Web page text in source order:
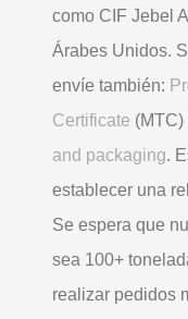
como CIF Jebel
Árabes Unidos.
envíe también:
Certificate (MTC)
and packaging.
establecer una
Se espera que
sea 100+
realizar pedidos